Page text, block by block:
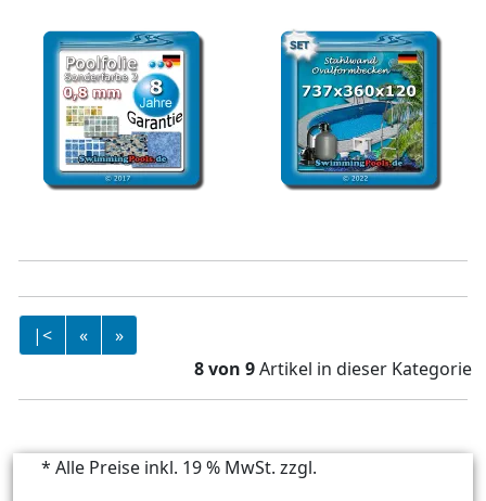
|< «
»
8 von 9Artikel in dieser Kategorie
* Alle Preise inkl. 19 % MwSt. zzgl.